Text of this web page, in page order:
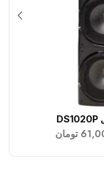
تومان